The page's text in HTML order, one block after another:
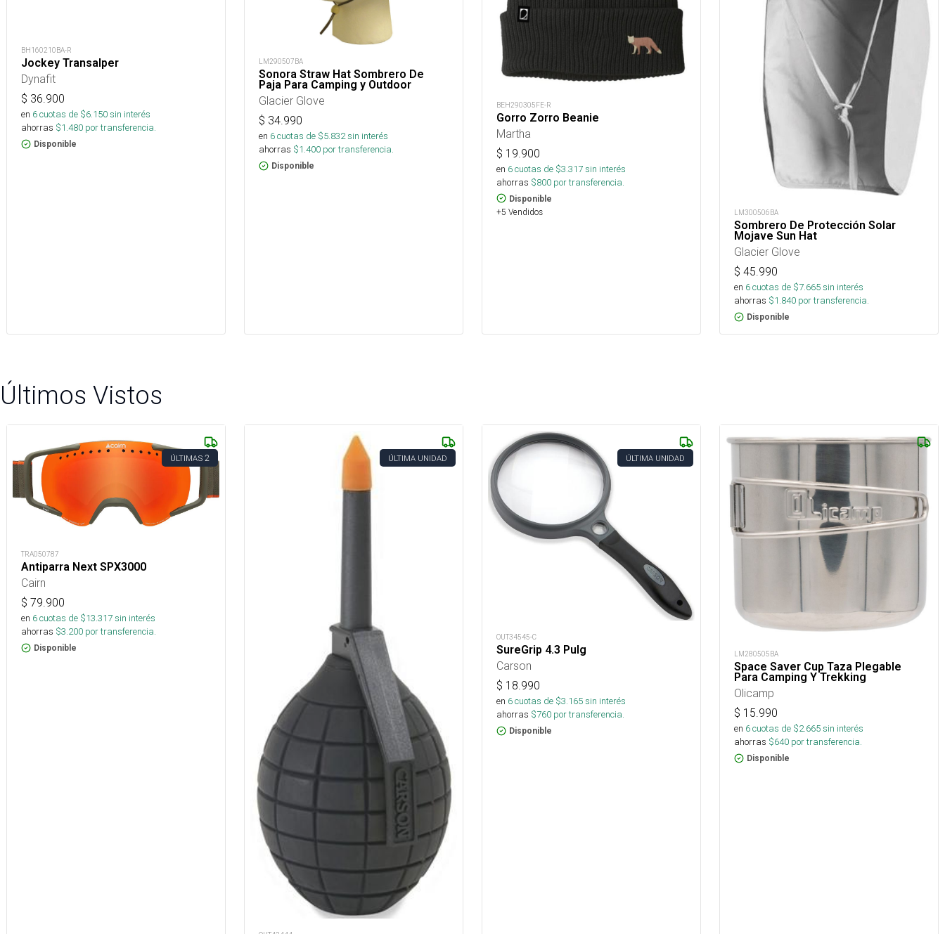
BH160210BA-R
Jockey Transalper
Dynafit
$ 36.900
en 6cuotas de $6.150sin interés
ahorras $1.480 por transferencia.
Disponible
LM290507BA
Sonora Straw Hat Sombrero De
Paja Para Camping y Outdoor
Glacier Glove
$ 34.990
en 6cuotas de $5.832sin interés
ahorras $1.400 por transferencia.
Disponible
BEH290305FE-R
Gorro Zorro Beanie
Martha
$ 19.900
en 6cuotas de $3.317sin interés
ahorras $800 por transferencia.
Disponible
+5 Vendidos LM300506BA
Sombrero De Protección Solar
Mojave Sun Hat
Glacier Glove
$ 45.990
en 6cuotas de $7.665sin interés
ahorras $1.840 por transferencia.
Disponible
Últimos Vistos
ÚLTIMAS 2
TRA050787
Antiparra Next SPX3000
Cairn
$ 79.900
en 6cuotas de $13.317sin interés
ahorras $3.200 por transferencia.
Disponible
ÚLTIMA UNIDAD ÚLTIMA UNIDAD
OUT34545-C
SureGrip 4.3 Pulg
Carson
$ 18.990
en 6cuotas de $3.165sin interés
ahorras $760 por transferencia.
Disponible
LM280505BA
Space Saver Cup Taza Plegable
Para Camping Y Trekking
Olicamp
$ 15.990
en 6cuotas de $2.665sin interés
ahorras $640 por transferencia.
Disponible